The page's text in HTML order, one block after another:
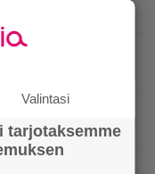
– nämä artistit
olevan
Valintasi
tarjotaksemme